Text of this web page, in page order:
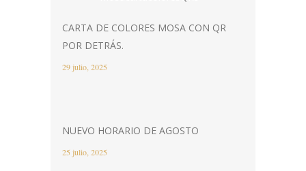
CARTA DE COLORES MOSA CON QR
POR DETRÁS.
29 julio, 2025
NUEVO HORARIO DE AGOSTO
25 julio, 2025